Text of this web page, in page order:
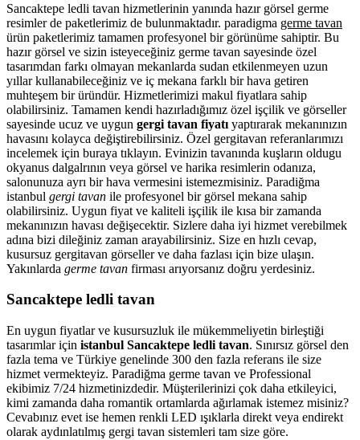
Sancaktepe ledli tavan hizmetlerinin yanında hazır görsel germe
resimler de paketlerimiz de bulunmaktadır. paradigma germe tavan
ürün paketlerimiz tamamen profesyonel bir görünüme sahiptir. Bu
hazır görsel ve sizin isteyeceğiniz germe tavan sayesinde özel
tasarımdan farkı olmayan mekanlarda sudan etkilenmeyen uzun
yıllar kullanabileceğiniz ve iç mekana farklı bir hava getiren
muhteşem bir üründür. Hizmetlerimizi makul fiyatlara sahip
olabilirsiniz. Tamamen kendi hazırladığımız özel işçilik ve görseller
sayesinde ucuz ve uygun gergi tavan fiyatı yaptırarak mekanınızın
havasını kolayca değiştirebilirsiniz. Özel gergitavan referanlarımızı
incelemek için buraya tıklayın. Evinizin tavanında kuşların oldugu
okyanus dalgalrının veya görsel ve harika resimlerin odanıza,
salonunuza ayrı bir hava vermesini istemezmisiniz. Paradiğma
istanbul gergi tavan ile profesyonel bir görsel mekana sahip
olabilirsiniz. Uygun fiyat ve kaliteli işçilik ile kısa bir zamanda
mekanınızın havası değişecektir. Sizlere daha iyi hizmet verebilmek
adına bizi dileğiniz zaman arayabilirsiniz. Size en hızlı cevap,
kusursuz gergitavan görseller ve daha fazlası için bize ulaşın.
Yakınlarda germe tavan firması arıyorsanız doğru yerdesiniz.
Sancaktepe ledli tavan
En uygun fiyatlar ve kusursuzluk ile mükemmeliyetin birleştiği
tasarımlar için istanbul Sancaktepe ledli tavan. Sınırsız görsel den
fazla tema ve Türkiye genelinde 300 den fazla referans ile size
hizmet vermekteyiz. Paradiğma germe tavan ve Professional
ekibimiz 7/24 hizmetinizdedir. Müşterilerinizi çok daha etkileyici,
kimi zamanda daha romantik ortamlarda ağırlamak istemez misiniz?
Cevabınız evet ise hemen renkli LED ışıklarla direkt veya endirekt
olarak aydınlatılmış gergi tavan sistemleri tam size göre.